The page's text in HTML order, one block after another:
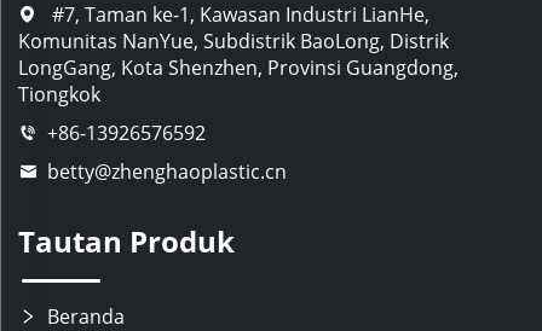
#7, Taman ke-1, Kawasan Industri LianHe,
Komunitas NanYue, Subdistrik BaoLong, Distrik
LongGang, Kota Shenzhen, Provinsi Guangdong,
Tiongkok
+86-13926576592
betty@zhenghaoplastic.cn
Tautan Produk
Beranda